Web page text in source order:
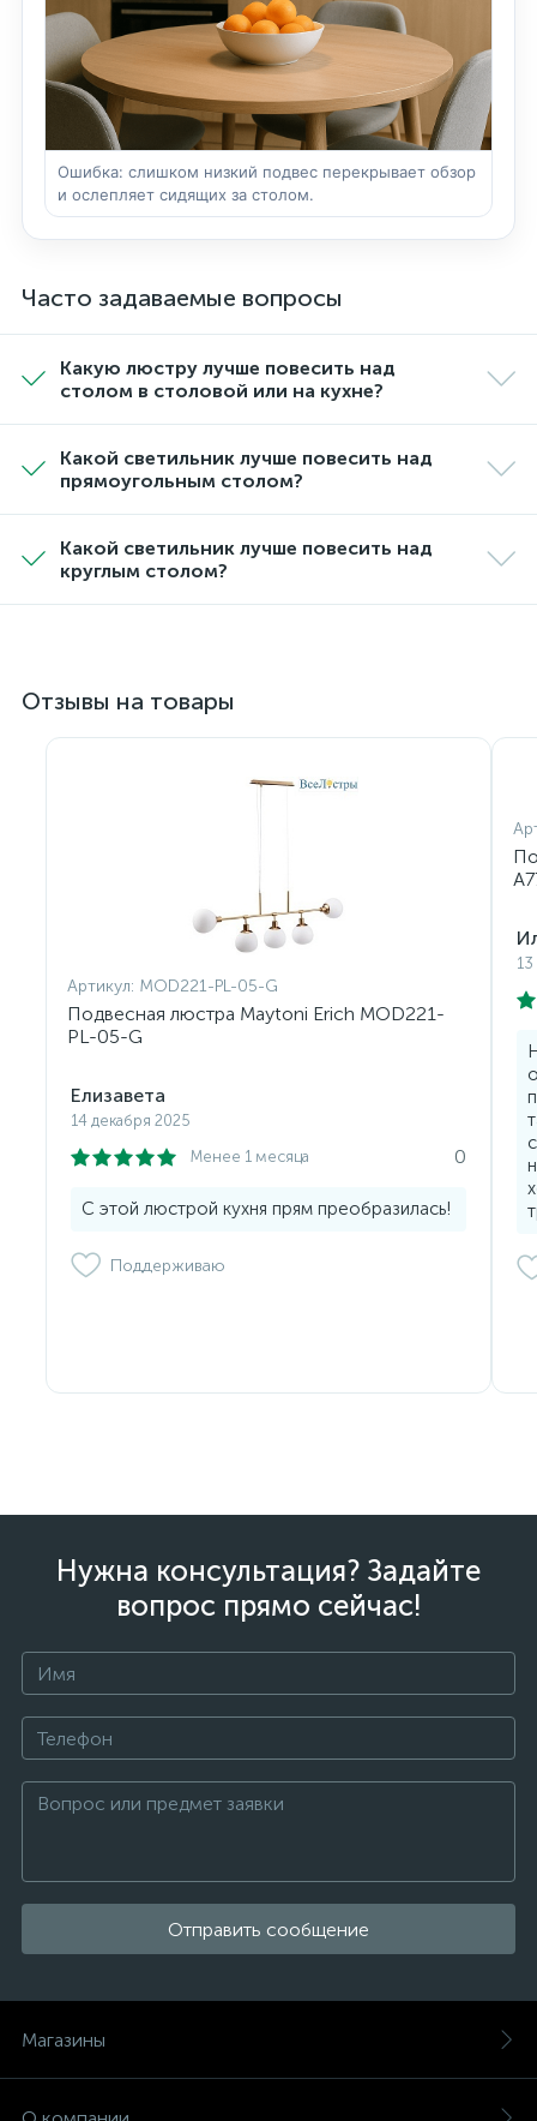
Ошибка: слишком низкий подвес перекрывает обзор
и ослепляет сидящих за столом.
Часто задаваемые вопросы
Какую люстру лучше повесить над
столом в столовой или на кухне?
Какой светильник лучше повесить над
прямоугольным столом?
Какой светильник лучше повесить над
круглым столом?
Отзывы на товары
Артикул: MOD221-PL-05-G
Подвесная люстра Maytoni Erich MOD221-
PL-05-G
Елизавета
14 декабря 2025
Менее 1 месяца
0
С этой люстрой кухня прям преобразилась!
Поддерживаю
Нужна консультация? Задайте
вопрос прямо сейчас!
Отправить сообщение
Магазины